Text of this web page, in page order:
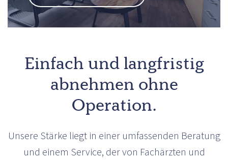
Einfach und langfristig
abnehmen ohne
Operation.
Unsere Stärke liegt in einer umfassenden Beratung
und einem Service, der von Fachärzten und